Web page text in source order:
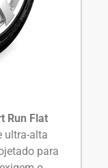
Run Flat
ultra-alta
para